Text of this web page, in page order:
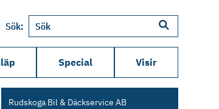
Sök:
Special Visir
Rudskoga Bil & Däckservice AB